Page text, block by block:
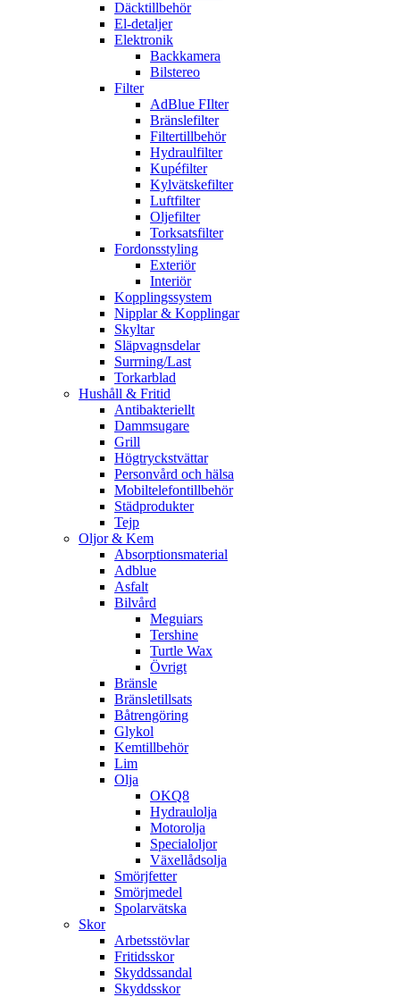
Däcktillbehör
El-detaljer
Elektronik
Backkamera
Bilstereo
Filter
AdBlue FIlter
Bränslefilter
Filtertillbehör
Hydraulfilter
Kupéfilter
Kylvätskefilter
Luftfilter
Oljefilter
Torksatsfilter
Fordonsstyling
Exteriör
Interiör
Kopplingssystem
Nipplar & Kopplingar
Skyltar
Släpvagnsdelar
Surrning/Last
Torkarblad
Hushåll & Fritid
Antibakteriellt​
Dammsugare
Grill
Högtryckstvättar
Personvård och hälsa
Mobiltelefontillbehör
Städprodukter
Tejp
Oljor & Kem
Absorptionsmaterial
Adblue
Asfalt
Bilvård
Meguiars
Tershine
Turtle Wax
Övrigt
Bränsle
Bränsletillsats
Båtrengöring
Glykol
Kemtillbehör
Lim
Olja
OKQ8
Hydraulolja
Motorolja
Specialoljor
Växellådsolja
Smörjfetter
Smörjmedel
Spolarvätska
Skor
Arbetsstövlar
Fritidsskor
Skyddssandal
Skyddsskor